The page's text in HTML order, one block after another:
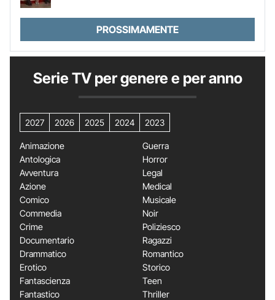
PROSSIMAMENTE
Serie TV per genere e per anno
2027 2026 2025 2024 2023
Animazione
Antologica
Avventura
Azione
Comico
Commedia
Crime
Documentario
Drammatico
Erotico
Fantascienza
Fantastico
Guerra
Horror
Legal
Medical
Musicale
Noir
Poliziesco
Ragazzi
Romantico
Storico
Teen
Thriller